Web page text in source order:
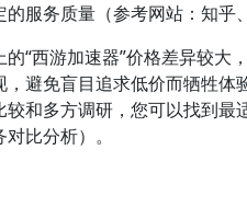
服务质量（参考网站：知乎
“西游加速器”价格差异较大
避免盲目追求低价而牺牲
和多方调研，您可以找到
比分析）。